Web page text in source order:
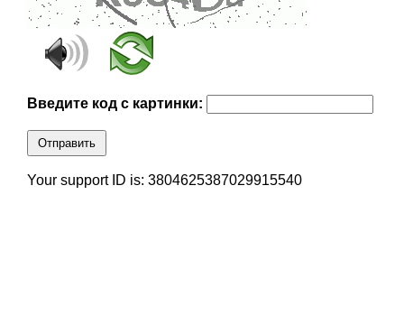
Введите код с картинки:
Отправить
Your support ID is: 3804625387029915540